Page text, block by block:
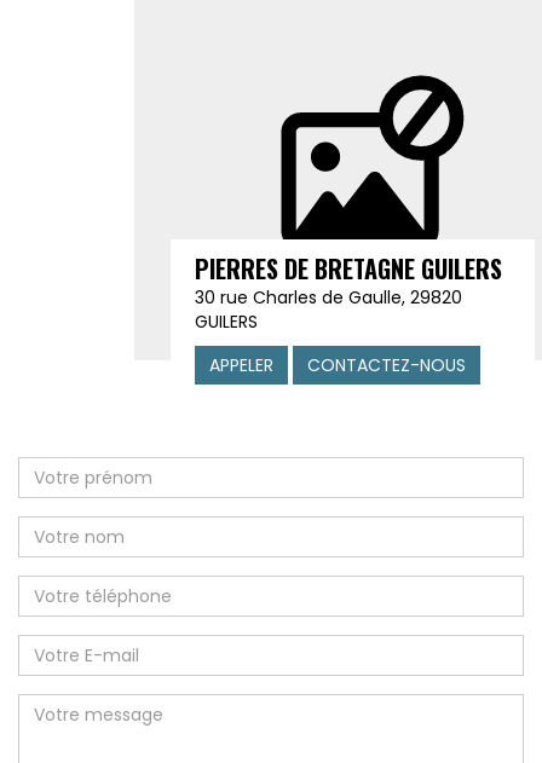
PIERRES DE BRETAGNE GUILERS
30 rue Charles de Gaulle, 29820
GUILERS
APPELER
CONTACTEZ-NOUS